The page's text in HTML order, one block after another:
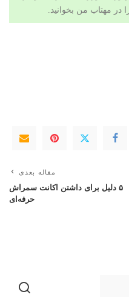
در مهتاب من بخوانید.
مقاله بعدی
۵ دلیل برای داشتن اکانت سمراش
حرفه‌ای